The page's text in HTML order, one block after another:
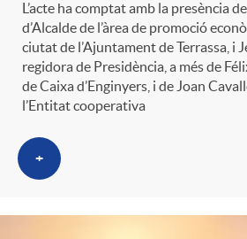
s
a
e
s
i
l
t
r
t
i
n
g
L’acte ha comptat amb la presència
d’Alcalde de l’àrea de promoció
ciutat de l’Ajuntament de Terrassa, i
regidora de Presidència, a més de
de Caixa d’Enginyers, i de Joan
l’Entitat cooperativa
+